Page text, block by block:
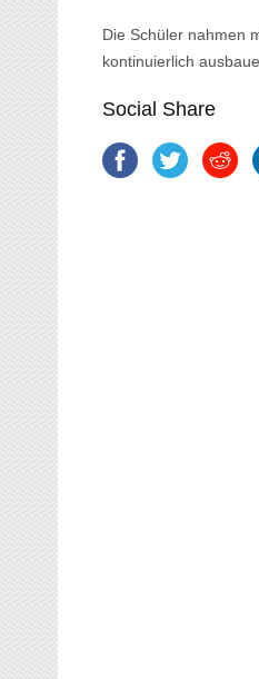
Die Schüler nahmen
kontinuierlich
Social Share